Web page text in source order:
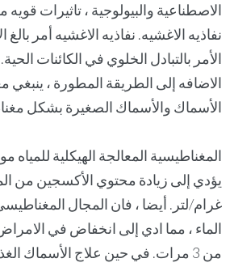
الاصطناعية والبيولوجية ، تاثيرات قويه
نفاذيه الاغشيه. نفاذيه الاغشيه أمر بالغ
الأمر بالتبادل الخلوي في الكائنات الحية.
الاضافه إلى الطريقة المطورة ، ينبغي
الأسماك والأسماك الصغيرة بشكل
المغناطيسية المعالجة الهيكلية للمياه
غرام/لتر. أيضا ، فان المجال
الماء ، مما ادي إلى انخفاض في
من 3 مرات. في حين علاج الأسماك